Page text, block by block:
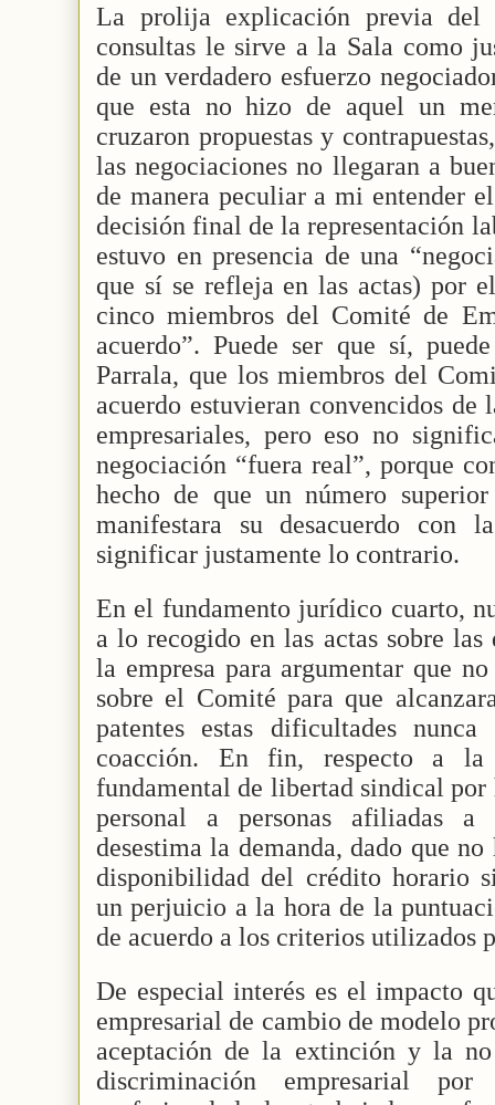
La prolija explicación previa del
consultas le sirve a la Sala como
de un verdadero esfuerzo
que esta no hizo de aquel un
cruzaron propuestas y
las negociaciones no llegaran a
de manera peculiar a mi entender
decisión final de la representación
estuvo en presencia de una
que sí se refleja en las actas) por
cinco miembros del Comité de
acuerdo”. Puede ser que sí,
Parrala, que los miembros del
acuerdo estuvieran convencidos de
empresariales, pero eso no
negociación “fuera real”, porque
hecho de que un número
manifestara su desacuerdo con
significar justamente lo contrario.
En el fundamento jurídico cuarto,
a lo recogido en las actas sobre
la empresa para argumentar que
sobre el Comité para que
patentes estas dificultades
coacción. En fin, respecto a la
fundamental de libertad sindical por
personal a personas afiliadas
desestima la demanda, dado que
disponibilidad del crédito horario
un perjuicio a la hora de la
de acuerdo a los criterios utilizados
De especial interés es el impacto
empresarial de cambio de modelo
aceptación de la extinción y la
discriminación empresarial